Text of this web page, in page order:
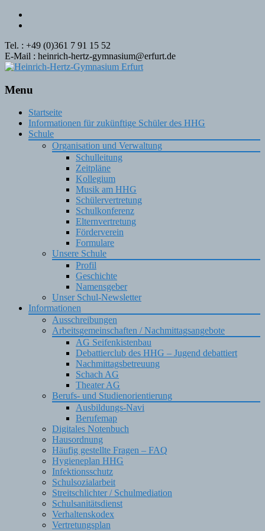
Tel. : +49 (0)361 7 91 15 52
E-Mail : heinrich-hertz-gymnasium@erfurt.de
Menu
Skip
content
Startseite
Informationen für zukünftige Schüler des HHG
Schule
Organisation und Verwaltung
Schulleitung
Zeitpläne
Kollegium
Musik am HHG
Schülervertretung
Schulkonferenz
Elternvertretung
Förderverein
Formulare
Unsere Schule
Profil
Geschichte
Namensgeber
Unser Schul-Newsletter
Informationen
Ausschreibungen
Arbeitsgemeinschaften / Nachmittagsangebote
AG Seifenkistenbau
Debattierclub des HHG – Jugend debattiert
Nachmittagsbetreuung
Schach AG
Theater AG
Berufs- und Studienorientierung
Ausbildungs-Navi
Berufemap
Digitales Notenbuch
Hausordnung
Häufig gestellte Fragen – FAQ
Hygieneplan HHG
Infektionsschutz
Schulsozialarbeit
Streitschlichter / Schulmediation
Schulsanitätsdienst
Verhaltenskodex
Vertretungsplan